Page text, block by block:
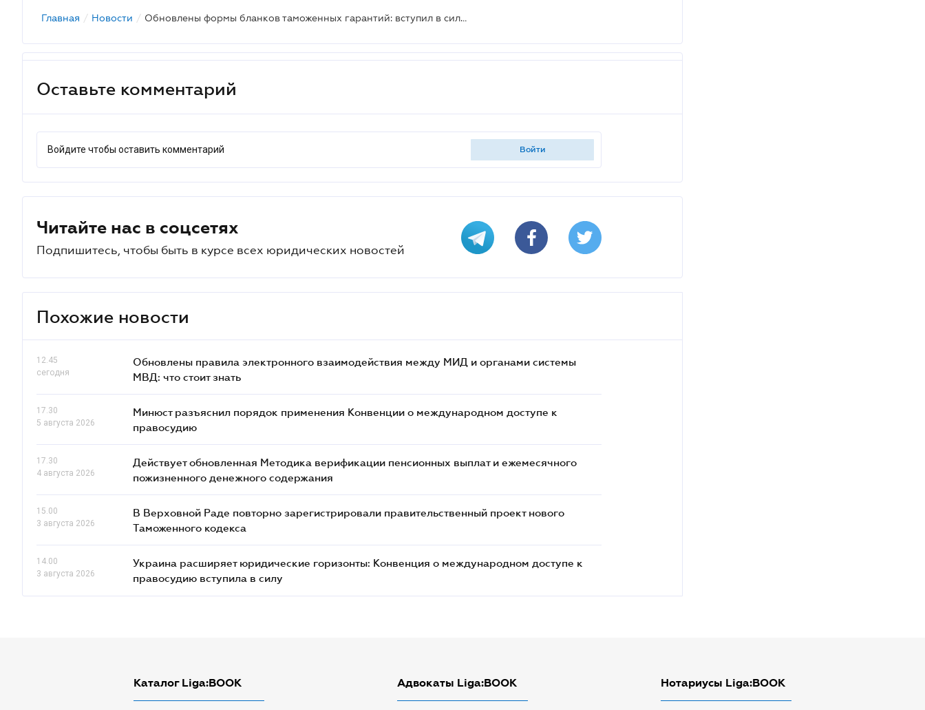
Главная / Новости / Обновлены формы бланков таможенных гарантий: вступил в силу приказ Минфина
Оставьте комментарий
Войдите чтобы оставить комментарий войти
Читайте нас в соцсетях
Подпишитесь, чтобы быть в курсе всех юридических новостей
Похожие новости
12.45
сегодня
Обновлены правила электронного взаимодействия между МИД и органами системы
МВД: что стоит знать
17.30
5 августа 2026
Минюст разъяснил порядок применения Конвенции о международном доступе к
правосудию
17.30
4 августа 2026
Действует обновленная Методика верификации пенсионных выплат и ежемесячного
пожизненного денежного содержания
15.00
3 августа 2026
В Верховной Раде повторно зарегистрировали правительственный проект нового
Таможенного кодекса
14.00
3 августа 2026
Украина расширяет юридические горизонты: Конвенция о международном доступе к
правосудию вступила в силу
Каталог Liga:BOOK Адвокаты Liga:BOOK Нотариусы Liga:BOOK